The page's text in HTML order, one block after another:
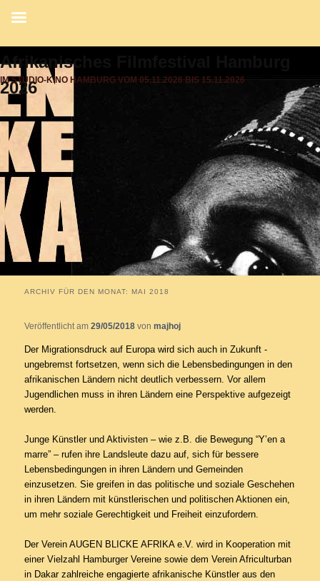
Afrikanisches Filmfestival Hamburg
2026
IM STUDIO-KINO HAMBURG VOM 05.11.2026 BIS 15.11.2026
ARCHIV FÜR DEN MONAT:MAI 2018
Veröffentlicht am29/05/2018 vonmajhoj
Der Migrationsdruck auf Europa wird sich auch in Zukunft ­
ungebremst ­fortsetzen, wenn sich die Lebensbedingungen in den
afrikanischen Ländern nicht deutlich verbessern. Vor allem
Jugendlichen muss in ihren Ländern eine Perspektive aufgezeigt
werden.
Junge Künstler und Aktivisten – wie z.B. die Bewegung “Y’en a
marre” – rufen ihre Landsleute dazu auf, sich für bessere
Lebensbedingungen in ihren Ländern und Gemeinden
einzusetzen. Sie greifen in das politische und ­soziale ­Geschehen
in ihren Ländern mit künstlerischen und politischen ­Aktionen ein,
um mehr soziale Gerechtigkeit und Freiheit einzufordern.
Der Verein AUGEN BLICKE AFRIKA e.V. wird in Kooperation mit
einer ­Vielzahl Hamburger Vereine sowie dem Verein Africulturban
in Dakar zahl­reiche engagierte afrikanische Künstler aus den